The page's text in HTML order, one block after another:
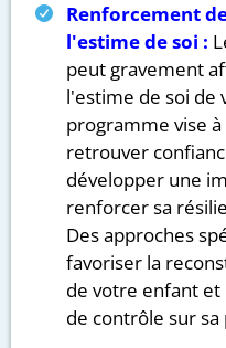
Renforcement
l'estime de soi :
peut gravement
l'estime de soi de
programme vise
retrouver
développer une
renforcer sa
Des approches
favoriser la
de votre enfant
de contrôle sur